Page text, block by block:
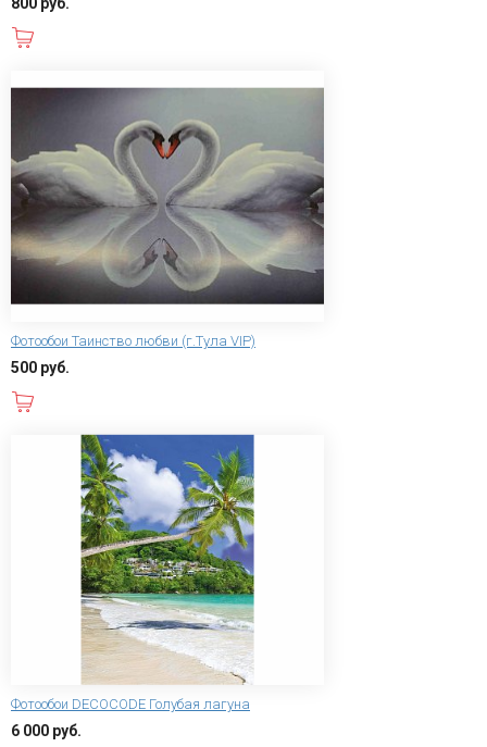
Фотообои Таинство любви (г.Тула VIP)
500 руб.
Фотообои DECOCODE Голубая лагуна
6 000 руб.